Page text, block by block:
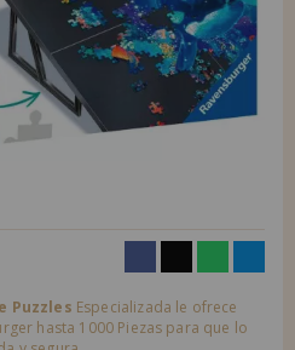
podrás realizar tus compras
revisar el estado de tus pedidos
Puzzles Especializada le ofrece
hasta 1000 Piezas para que lo